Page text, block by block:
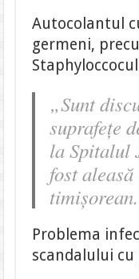
Autocolantul
germeni,
„Sunt
suprafețe
la Spitalul
fost
timișorean.
Problema
scandalului